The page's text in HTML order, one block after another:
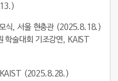
식, 서울 현충관 (2025.8.18.)
학술대회 기조강연, KAIST
KAIST (2025.8.28.)